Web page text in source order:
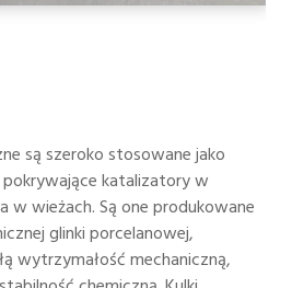
są szeroko stosowane jako
katalizatory w
w wieżach. Są one produkowane
glinki porcelanowej,
wytrzymałość mechaniczną,